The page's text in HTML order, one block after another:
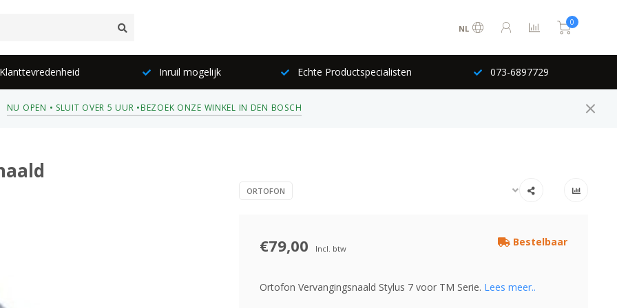
NL
0
Inruil mogelijk Echte Productspecialisten 073-6897729
NU OPEN • SLUIT OVER 5 UUR •BEZOEK ONZE WINKEL IN DEN BOSCH
ORTOFON
€79,00 Incl. btw
Bestelbaar
Ortofon Vervangingsnaald Stylus 7 voor TM Serie. Lees meer..